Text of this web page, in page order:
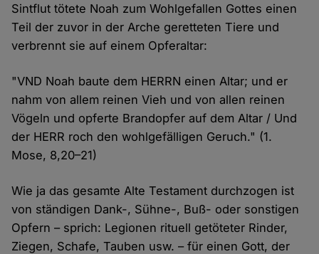
Sintflut tötete Noah zum Wohlgefallen Gottes einen
Teil der zuvor in der Arche geretteten Tiere und
verbrennt sie auf einem Opferaltar:
"VND Noah baute dem HERRN einen Altar; und er
nahm von allem reinen Vieh und von allen reinen
Vögeln und opferte Brandopfer auf dem Altar / Und
der HERR roch den wohlgefälligen Geruch." (1.
Mose, 8,20–21)
Wie ja das gesamte Alte Testament durchzogen ist
von ständigen Dank-, Sühne-, Buß- oder sonstigen
Opfern – sprich: Legionen rituell getöteter Rinder,
Ziegen, Schafe, Tauben usw. – für einen Gott, der